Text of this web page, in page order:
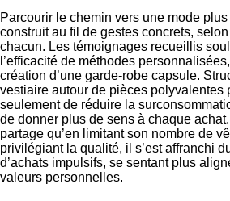
Parcourir le chemin vers une mode
construit au fil de gestes concrets,
chacun. Les témoignages recueillis
l’efficacité de méthodes
création d’une garde-robe capsule.
vestiaire autour de pièces polyvalentes
seulement de réduire la
de donner plus de sens à chaque
partage qu’en limitant son nombre de
privilégiant la qualité, il s’est affranchi
d’achats impulsifs, se sentant plus
valeurs personnelles.